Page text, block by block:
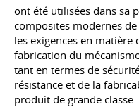
ont été utilisées dans sa
composites modernes
les exigences en
fabrication du
tant en termes de
résistance et de la
produit de grande classe.